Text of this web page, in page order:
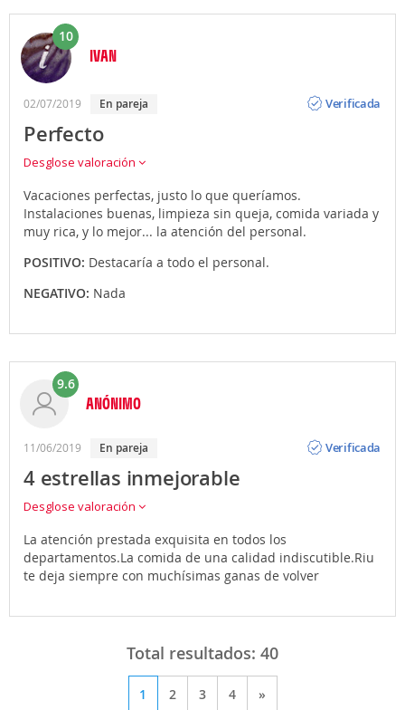
10
IVAN
02/07/2019 en pareja
Verificada
Perfecto
Desglose valoración
Vacaciones perfectas, justo lo que queríamos.
Instalaciones buenas, limpieza sin queja, comida variada y
muy rica, y lo mejor... la atención del personal.
POSITIVO: Destacaría a todo el personal.
NEGATIVO: Nada
9.6
ANÓNIMO
11/06/2019 en pareja
Verificada
4 estrellas inmejorable
Desglose valoración
La atención prestada exquisita en todos los
departamentos.La comida de una calidad indiscutible.Riu
te deja siempre con muchísimas ganas de volver
Total resultados: 40
1 2 3 4 »